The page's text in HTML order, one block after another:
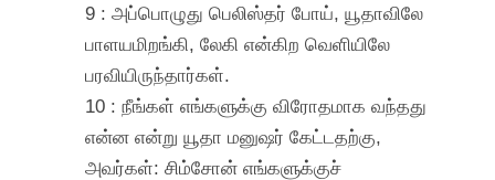
9 : அப்பொழுது பெலிஸ்தர் போய், யூதாவிலே
பாளயமிறங்கி, லேகி என்கிற வெளியிலே
பரவியிருந்தார்கள்.
10 : நீங்கள் எங்களுக்கு விரோதமாக வந்தது
என்ன என்று யூதா மனுஷர் கேட்டதற்கு,
அவர்கள்: சிம்சோன் எங்களுக்குச்